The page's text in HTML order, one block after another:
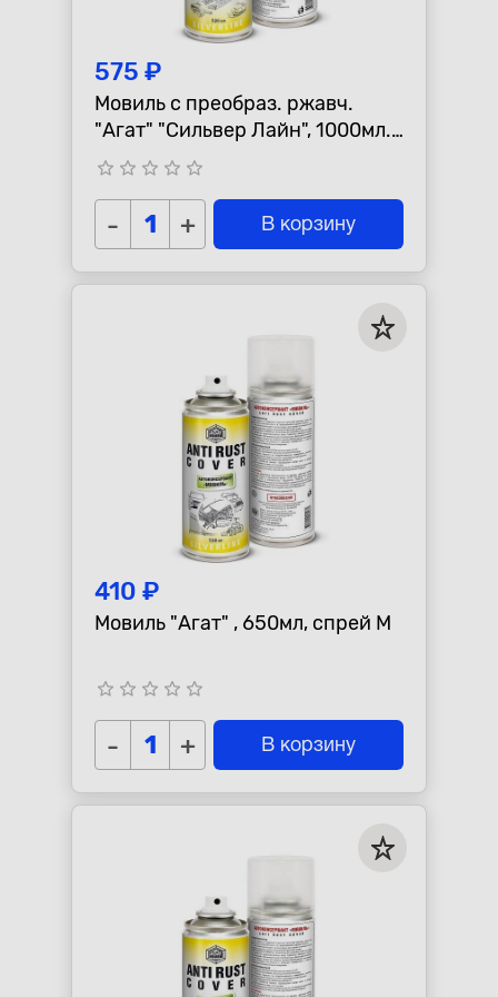
575 ₽
Мовиль с преобраз. ржавч.
"Агат" "Сильвер Лайн", 1000мл.,
аэрозоль М
star_border star_border star_border star_border star_border
- + В корзину
410 ₽
Мовиль "Агат" , 650мл, спрей М
star_border star_border star_border star_border star_border
- + В корзину